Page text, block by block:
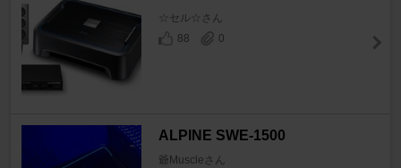
☆セル☆さん
88
0
ALPINE SWE-1500
爺Muscleさん